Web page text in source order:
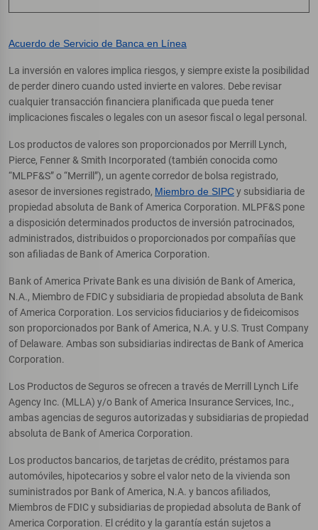
Acuerdo de Servicio de Banca en Línea
La inversión en valores implica riesgos, y siempre existe la posibilidad
de perder dinero cuando usted invierte en valores. Debe revisar
cualquier transacción financiera planificada que pueda tener
implicaciones fiscales o legales con un asesor fiscal o legal personal.
Los productos de valores son proporcionados por Merrill Lynch,
Pierce, Fenner & Smith Incorporated (también conocida como
“MLPF&S” o “Merrill”), un agente corredor de bolsa registrado,
asesor de inversiones registrado, Miembro de SIPCy subsidiaria de
propiedad absoluta de Bank of America Corporation. MLPF&S pone
a disposición determinados productos de inversión patrocinados,
administrados, distribuidos o proporcionados por compañías que
son afiliadas de Bank of America Corporation.
Bank of America Private Bank es una división de Bank of America,
N.A., Miembro de FDIC y subsidiaria de propiedad absoluta de Bank
of America Corporation. Los servicios fiduciarios y de fideicomisos
son proporcionados por Bank of America, N.A. y U.S. Trust Company
of Delaware. Ambas son subsidiarias indirectas de Bank of America
Corporation.
Los Productos de Seguros se ofrecen a través de Merrill Lynch Life
Agency Inc. (MLLA) y/o Bank of America Insurance Services, Inc.,
ambas agencias de seguros autorizadas y subsidiarias de propiedad
absoluta de Bank of America Corporation.
Los productos bancarios, de tarjetas de crédito, préstamos para
automóviles, hipotecarios y sobre el valor neto de la vivienda son
suministrados por Bank of America, N.A. y bancos afiliados,
Miembros de FDIC y subsidiarias de propiedad absoluta de Bank of
America Corporation. El crédito y la garantía están sujetos a